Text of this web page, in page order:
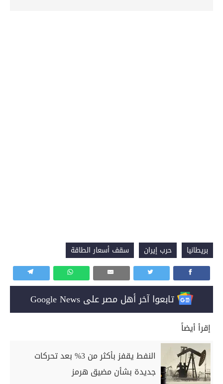
بريطانيا حرب إيران سقف أسعار الطاقة
تابعوا آخر أهل مصر على Google News
إقرأ أيضاً
النفط يقفز بأكثر من 3% بعد تحركات
جديدة بشأن مضيق هرمز